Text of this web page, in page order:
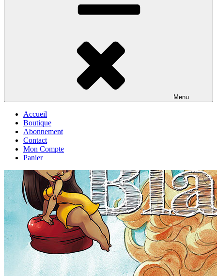
Menu
Accueil
Boutique
Abonnement
Contact
Mon Compte
Panier